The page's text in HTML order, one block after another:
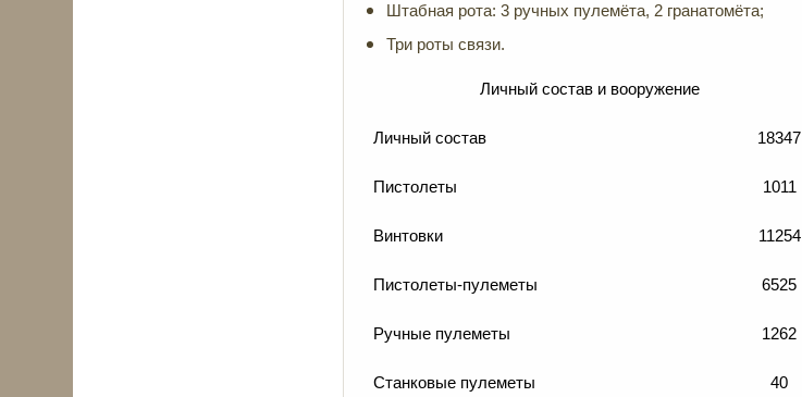
Штабная рота: 3 ручных пулемёта, 2 гранатомёта;
Три роты связи.
Личный состав и вооружение
Личный состав 18347
Пистолеты 1011
Винтовки 11254
Пистолеты-пулеметы 6525
Ручные пулеметы 1262
Станковые пулеметы 40